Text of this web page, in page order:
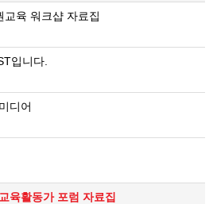
교육 워크샵 자료집
입니다.
디어
육활동가 포럼 자료집